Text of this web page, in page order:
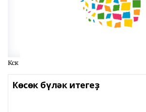
Көсөк
Көсөк бүләк итегеҙ